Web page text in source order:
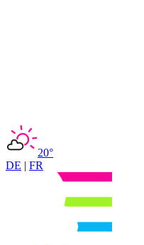
20°
DE | FR